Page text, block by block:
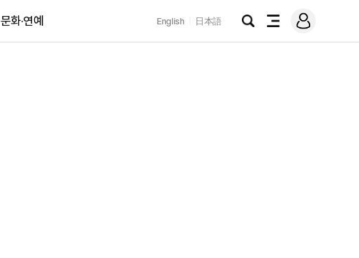
문화·연예 English 日本語
검
전
메
그